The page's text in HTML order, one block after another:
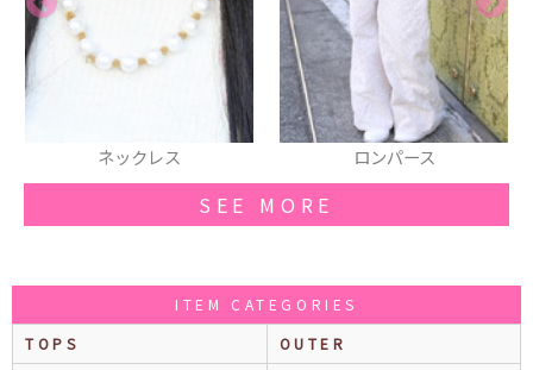
ロンパース ブーツ
SEE MORE
ITEM CATEGORIES
TOPS
OUTER